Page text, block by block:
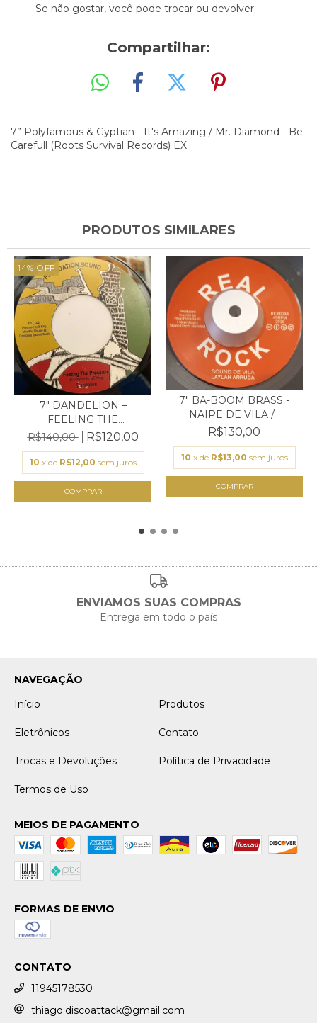
Se não gostar, você pode trocar ou devolver.
Compartilhar:
7” Polyfamous & Gyptian - It's Amazing / Mr. Diamond - Be
Carefull (Roots Survival Records) EX
PRODUTOS SIMILARES
14% OFF
7" DANDELION –
FEELING THE
PRESSURE...
R$140,00 R$120,00
10 x de R$12,00 sem juros
7" BA-BOOM BRASS -
NAIPE DE VILA /...
R$130,00
10 x de R$13,00 sem juros
ENVIAMOS SUAS COMPRAS
Entrega em todo o país
NAVEGAÇÃO
Início
Produtos
Eletrônicos Contato
Trocas e Devoluções Política de Privacidade
Termos de Uso
MEIOS DE PAGAMENTO
FORMAS DE ENVIO
CONTATO
11945178530
thiago.discoattack@gmail.com